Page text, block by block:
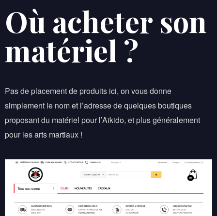
Où acheter son
matériel ?
Pas de placement de produits ici, on vous donne
simplement le nom et l’adresse de quelques boutiques
proposant du matériel pour l’Aïkido, et plus généralement
pour les arts martiaux !